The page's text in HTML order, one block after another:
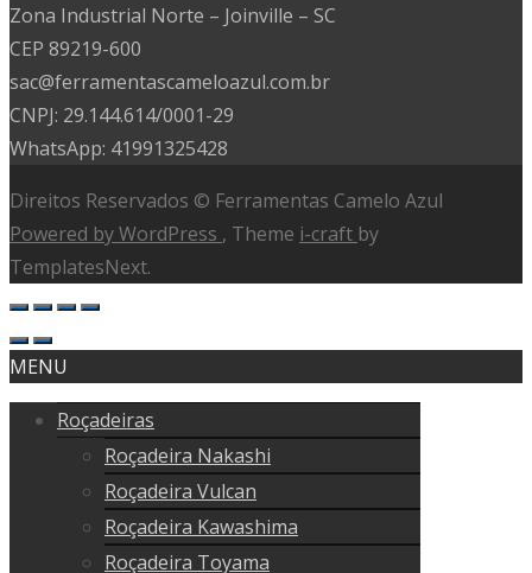
Zona Industrial Norte – Joinville – SC
CEP 89219-600
sac@ferramentascameloazul.com.br
CNPJ: 29.144.614/0001-29
WhatsApp: 41991325428
Direitos Reservados © Ferramentas Camelo Azul
Powered by WordPress , Theme i-craft by
TemplatesNext.
MENU
Roçadeiras
Roçadeira Nakashi
Roçadeira Vulcan
Roçadeira Kawashima
Roçadeira Toyama